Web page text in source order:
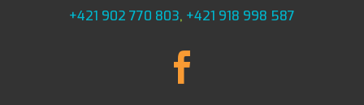
+421 902 770 803, +421 918 998 587
